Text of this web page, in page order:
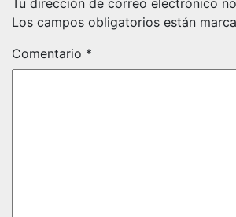
Tu dirección de correo electrónico
Los campos obligatorios están
Comentario *